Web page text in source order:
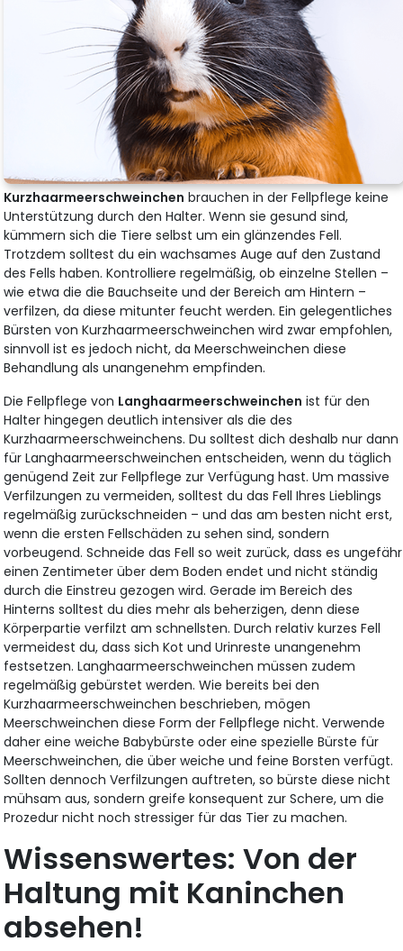
Kurzhaarmeerschweinchen brauchen in der Fellpflege keine
Unterstützung durch den Halter. Wenn sie gesund sind,
kümmern sich die Tiere selbst um ein glänzendes Fell.
Trotzdem solltest du ein wachsames Auge auf den Zustand
des Fells haben. Kontrolliere regelmäßig, ob einzelne Stellen –
wie etwa die die Bauchseite und der Bereich am Hintern –
verfilzen, da diese mitunter feucht werden. Ein gelegentliches
Bürsten von Kurzhaarmeerschweinchen wird zwar empfohlen,
sinnvoll ist es jedoch nicht, da Meerschweinchen diese
Behandlung als unangenehm empfinden.
Die Fellpflege von Langhaarmeerschweinchen ist für den
Halter hingegen deutlich intensiver als die des
Kurzhaarmeerschweinchens. Du solltest dich deshalb nur dann
für Langhaarmeerschweinchen entscheiden, wenn du täglich
genügend Zeit zur Fellpflege zur Verfügung hast. Um massive
Verfilzungen zu vermeiden, solltest du das Fell Ihres Lieblings
regelmäßig zurückschneiden – und das am besten nicht erst,
wenn die ersten Fellschäden zu sehen sind, sondern
vorbeugend. Schneide das Fell so weit zurück, dass es ungefähr
einen Zentimeter über dem Boden endet und nicht ständig
durch die Einstreu gezogen wird. Gerade im Bereich des
Hinterns solltest du dies mehr als beherzigen, denn diese
Körperpartie verfilzt am schnellsten. Durch relativ kurzes Fell
vermeidest du, dass sich Kot und Urinreste unangenehm
festsetzen. Langhaarmeerschweinchen müssen zudem
regelmäßig gebürstet werden. Wie bereits bei den
Kurzhaarmeerschweinchen beschrieben, mögen
Meerschweinchen diese Form der Fellpflege nicht. Verwende
daher eine weiche Babybürste oder eine spezielle Bürste für
Meerschweinchen, die über weiche und feine Borsten verfügt.
Sollten dennoch Verfilzungen auftreten, so bürste diese nicht
mühsam aus, sondern greife konsequent zur Schere, um die
Prozedur nicht noch stressiger für das Tier zu machen.
Wissenswertes: Von der
Haltung mit Kaninchen
absehen!